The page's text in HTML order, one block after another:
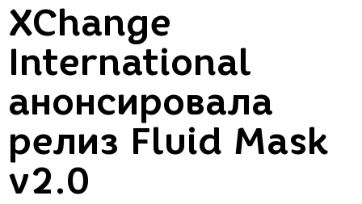
XChange
International
анонсировала
релиз Fluid Mask
v2.0